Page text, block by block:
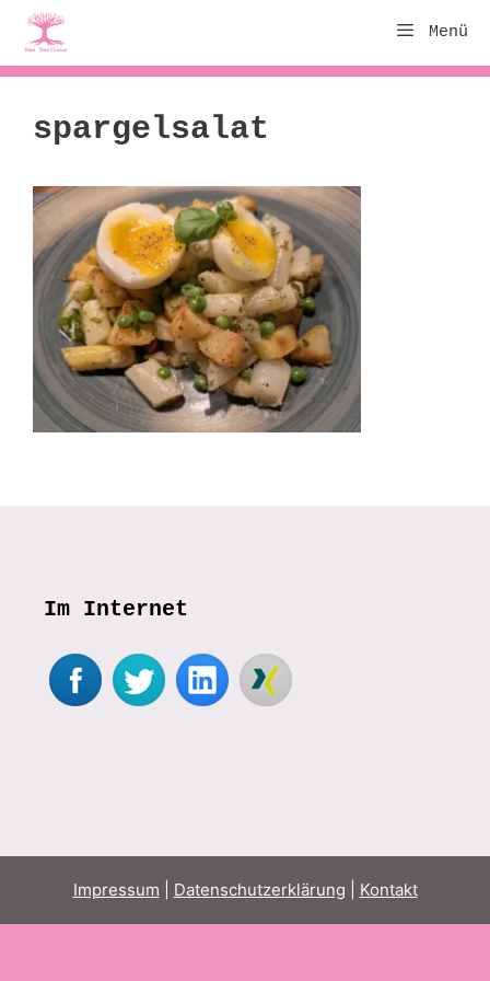
Zum
Inhalt
springen
Menü
spargelsalat
Im Internet
Impressum Datenschutzerklärung Kontakt